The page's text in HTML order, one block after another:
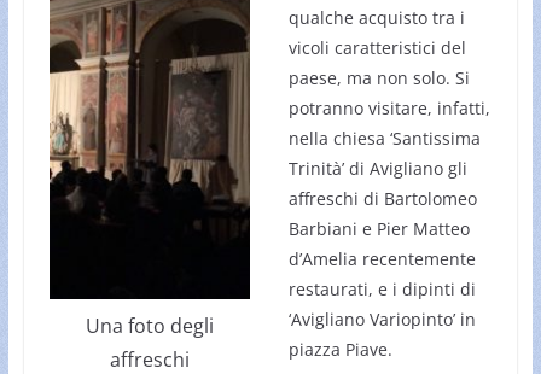
Una foto degli
affreschi
qualche acquisto tra i
vicoli caratteristici del
paese, ma non solo. Si
potranno visitare, infatti,
nella chiesa ‘Santissima
Trinità’ di Avigliano gli
affreschi di Bartolomeo
Barbiani e Pier Matteo
d’Amelia recentemente
restaurati, e i dipinti di
‘Avigliano Variopinto’ in
piazza Piave.